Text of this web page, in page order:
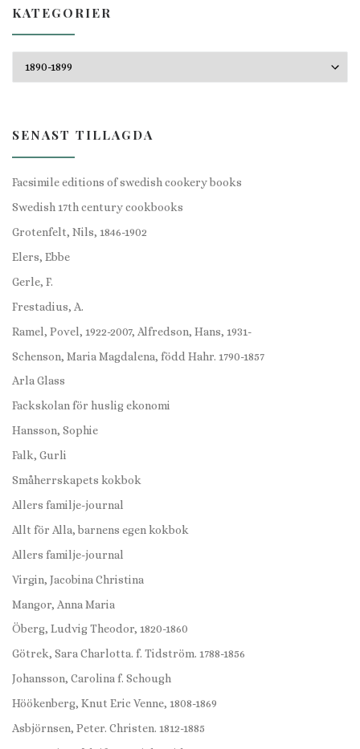
KATEGORIER
SENAST TILLAGDA
Facsimile editions of swedish cookery books
Swedish 17th century cookbooks
Grotenfelt, Nils, 1846-1902
Elers, Ebbe
Gerle, F.
Frestadius, A.
Ramel, Povel, 1922-2007, Alfredson, Hans, 1931-
Schenson, Maria Magdalena, född Hahr. 1790-1857
Arla Glass
Fackskolan för huslig ekonomi
Hansson, Sophie
Falk, Gurli
Småherrskapets kokbok
Allers familje-journal
Allt för Alla, barnens egen kokbok
Allers familje-journal
Virgin, Jacobina Christina
Mangor, Anna Maria
Öberg, Ludvig Theodor, 1820-1860
Götrek, Sara Charlotta. f. Tidström. 1788-1856
Johansson, Carolina f. Schough
Höökenberg, Knut Eric Venne, 1808-1869
Asbjörnsen, Peter. Christen. 1812-1885